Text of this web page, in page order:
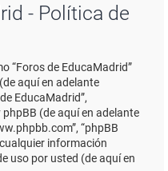
- Política de
“Foros de EducaMadrid”
aquí en adelante
EducaMadrid”,
(de aquí en adelante
“phpBB
información
uso por usted (de aquí en